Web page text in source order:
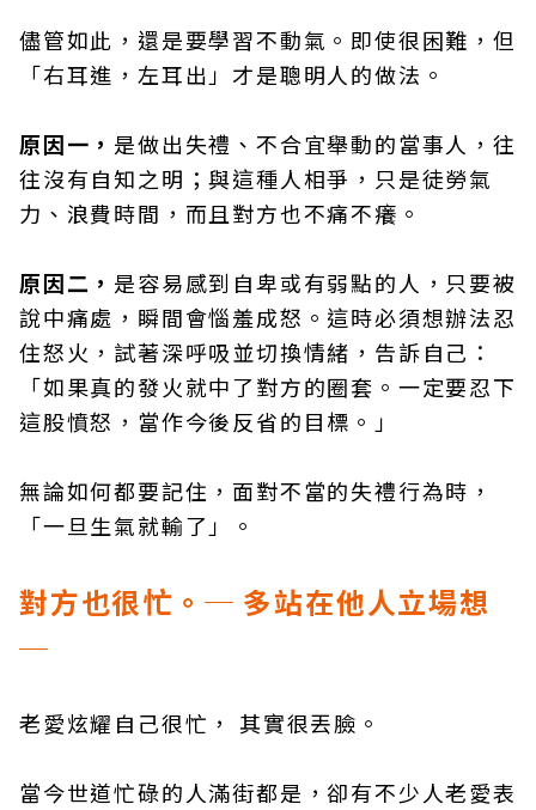
儘管如此，還是要學習不動氣。即使很困難，但
「右耳進，左耳出」才是聰明人的做法。
原因一， 是做出失禮、不合宜舉動的當事人，往
往沒有自知之明；與這種人相爭，只是徒勞氣
力、浪費時間，而且對方也不痛不癢。
原因二， 是容易感到自卑或有弱點的人，只要被
說中痛處，瞬間會惱羞成怒。這時必須想辦法忍
住怒火，試著深呼吸並切換情緒，告訴自己：
「如果真的發火就中了對方的圈套。一定要忍下
這股憤怒，當作今後反省的目標。」
無論如何都要記住，面對不當的失禮行為時，
「一旦生氣就輸了」。
對方也很忙。─ 多站在他人立場想
─
老愛炫耀自己很忙， 其實很丟臉。
當今世道忙碌的人滿街都是，卻有不少人老愛表